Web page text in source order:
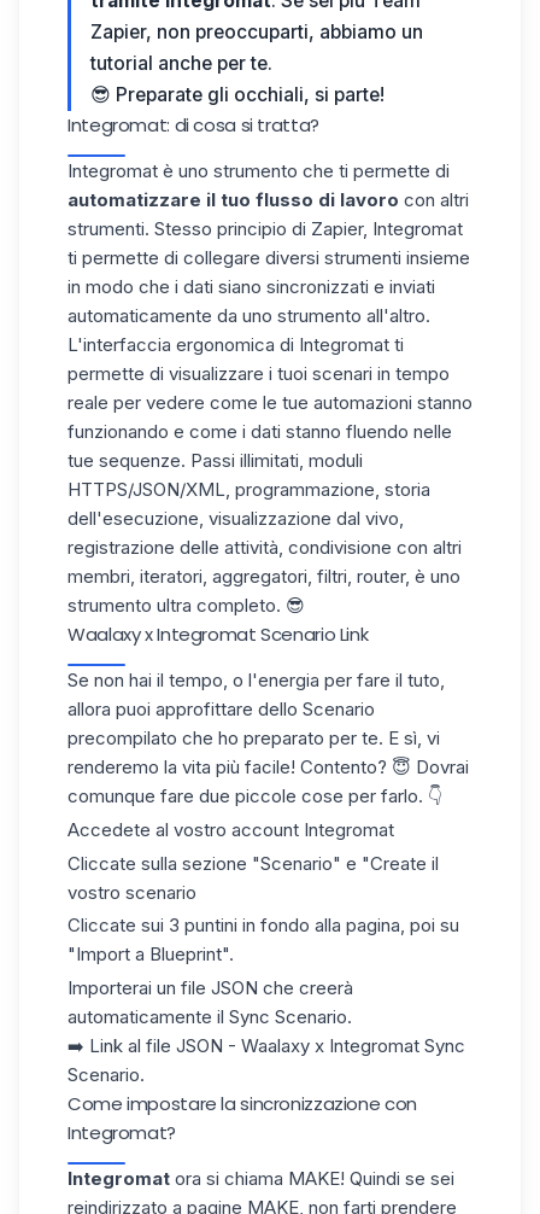
Zapier, non preoccuparti, abbiamo un
tutorial anche per te.
😎 Preparate gli occhiali, si parte!
Integromat: di cosa si tratta?
Integromat è uno strumento che ti permette di
automatizzare il tuo flusso di lavoro con altri
strumenti. Stesso principio di Zapier, Integromat
ti permette di collegare diversi strumenti insieme
in modo che i dati siano sincronizzati e inviati
automaticamente da uno strumento all'altro.
L'interfaccia ergonomica di Integromat ti
permette di visualizzare i tuoi scenari in tempo
reale per vedere come le tue automazioni stanno
funzionando e come i dati stanno fluendo nelle
tue sequenze. Passi illimitati, moduli
HTTPS/JSON/XML, programmazione, storia
dell'esecuzione, visualizzazione dal vivo,
registrazione delle attività, condivisione con altri
membri, iteratori, aggregatori, filtri, router, è uno
strumento ultra completo. 😎
Waalaxy x Integromat Scenario Link
Se non hai il tempo, o l'energia per fare il tuto,
allora puoi approfittare dello Scenario
precompilato che ho preparato per te. E sì, vi
renderemo la vita più facile! Contento? 😇 Dovrai
comunque fare due piccole cose per farlo. 👇
Accedete al vostro account Integromat
Cliccate sulla sezione "Scenario" e "Create il
vostro scenario
Cliccate sui 3 puntini in fondo alla pagina, poi su
"Import a Blueprint".
Importerai un file JSON che creerà
automaticamente il Sync Scenario.
➡️ Link al file JSON - Waalaxy x Integromat Sync
Scenario.
Come impostare la sincronizzazione con
Integromat?
Integromat ora si chiama MAKE! Quindi se sei
reindirizzato a pagine MAKE, non farti prendere